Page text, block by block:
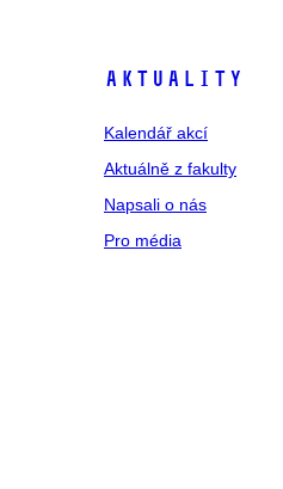
Aktuality
Kalendář akcí
Aktuálně z fakulty
Napsali o nás
Pro média